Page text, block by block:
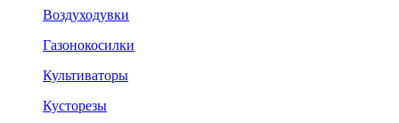
Воздуходувки
Газонокосилки
Культиваторы
Кусторезы